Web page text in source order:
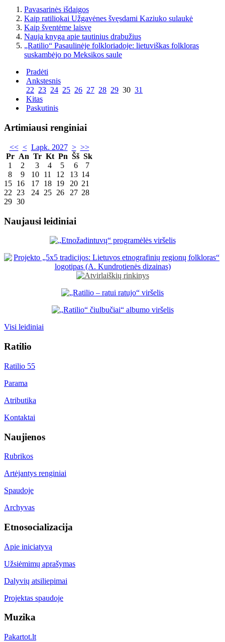
Pavasarinės išdaigos
Kaip ratiliokai Užgavėnes švęsdami Kaziuko sulaukė
Kaip šventėme laisvę
Nauja knyga apie tautinius drabužius
„Ratilio“ Pasaulinėje folkloriadoje: lietuviškas folkloras
suskambėjo po Meksikos saule
Pradėti
Ankstesnis
22 23 24 25 26 27 28 29 30 31
Kitas
Paskutinis
Artimiausi renginiai
<< < Lapk. 2027 > >>
Pr An Tr Kt Pn Šš Sk
1
2 3 4 5 6
7
8
9 10 11 12 13 14
15 16 17 18 19 20 21
22
23 24 25 26 27 28
29 30
Naujausi leidiniai
Visi leidiniai
Ratilio
Ratilio 55
Parama
Atributika
Kontaktai
Naujienos
Rubrikos
Artėjantys renginiai
Spaudoje
Archyvas
Etnosocializacija
Apie iniciatyvą
Užsiėmimų aprašymas
Dalyvių atsiliepimai
Projektas spaudoje
Muzika
Pakartot.lt